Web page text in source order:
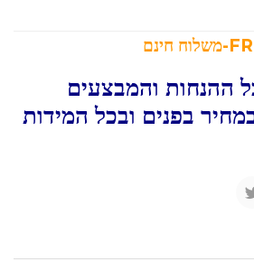
ההנחות והמבצעים
בפנים ובכל המידות